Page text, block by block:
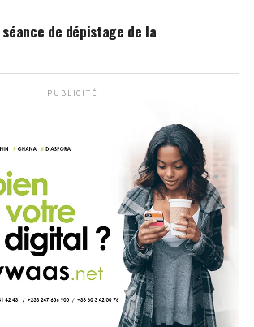
de dépistage de la
PUBLICITÉ